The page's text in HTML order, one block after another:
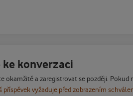
ke konverzaci
okamžitě a zaregistrovat se později. Pokud
příspěvek vyžaduje před zobrazením